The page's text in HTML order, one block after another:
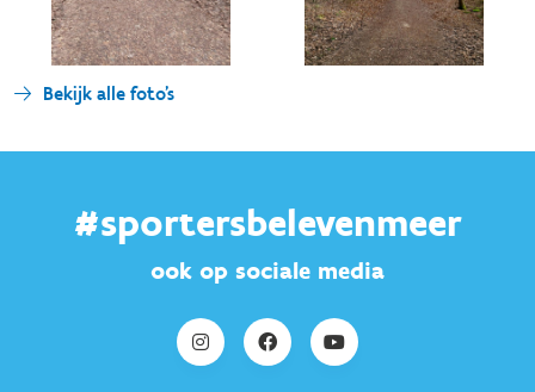
Bekijk alle foto's
#sportersbelevenmeer
ook op sociale media